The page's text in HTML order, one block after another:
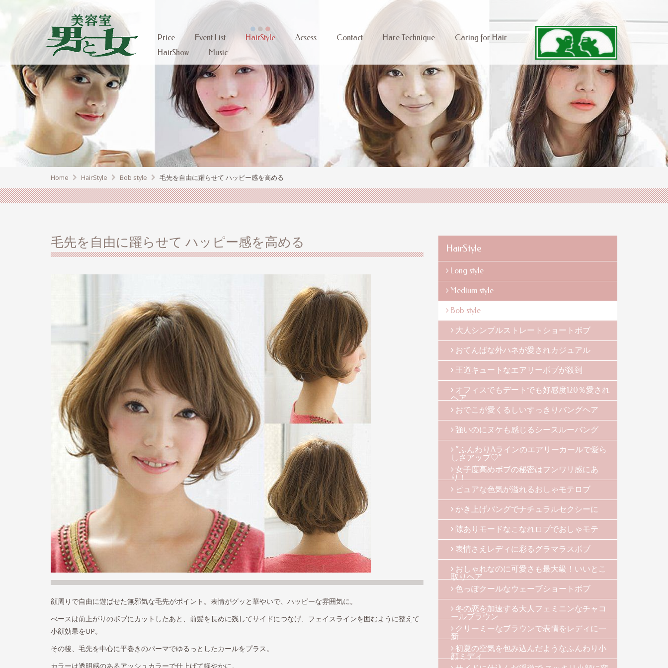
Price Event List HairStyle Acsess Contact Hare Technique
Caring for Hair
HairShow
Music
Home HairStyle Bob style 毛先を自由に躍らせて ハッピー感を高める
毛先を自由に躍らせて ハッピー感を高める
顔周りで自由に遊ばせた無邪気な毛先がポイント。表情がグッと華やいで、ハッピーな雰囲気に。
べースは前上がりのボブにカットしたあと、前髪を長めに残してサイドにつなげ、フェイスラインを囲むように整えて
小顔効果をUP。
その後、毛先を中心に平巻きのパーマでゆるっとしたカールをプラス。
カラーは透明感のあるアッシュカラーで仕上げて軽やかに。
HairStyle
Long style
Medium style
Bob style
大人シンプルストレートショートボブ
おてんばな外ハネが愛されカジュアル
王道キュートなエアリーボブが殺到
オフィスでもデートでも好感度120％愛され
ヘア
おでこが愛くるしいすっきりバングヘア
強いのにヌケも感じるシースルーバング
“ふんわりAラインのエアリーカールで愛ら
しさアップ♡”
女子度高めボブの秘密はフンワリ感にあ
り！
ピュアな色気が溢れるおしゃモテロブ
かき上げバングでナチュラルセクシーに
隙ありモードなこなれロブでおしゃモテ
表情さえレディに彩るグラマラスボブ
おしゃれなのに可愛さも最大級！いいとこ
取りヘア
色っぽクールなウェーブショートボブ
冬の恋を加速する大人フェミニンなチャコ
ールブラウン
クリーミーなブラウンで表情をレディに一
新
初夏の空気を包み込んだようなふんわり小
顔ミディ